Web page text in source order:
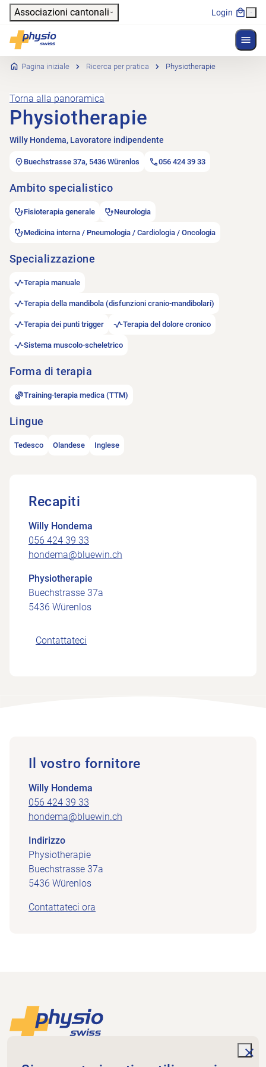
Header
Associazioni cantonali Login
Physioswiss
Navigazione principale
Pagina iniziale Ricerca per pratica Physiotherapie
Torna alla panoramica
Physiotherapie
Willy Hondema, Lavoratore indipendente
Buechstrasse 37a, 5436 Würenlos 056 424 39 33
Ambito specialistico
Fisioterapia generale Neurologia
Medicina interna / Pneumologia / Cardiologia / Oncologia
Specializzazione
Terapia manuale
Terapia della mandibola (disfunzioni cranio-mandibolari)
Terapia dei punti trigger Terapia del dolore cronico
Sistema muscolo-scheletrico
Forma di terapia
Training-terapia medica (TTM)
Lingue
Tedesco Olandese Inglese
Recapiti
Willy Hondema
056 424 39 33
hondema@bluewin.ch
Physiotherapie
Buechstrasse 37a
5436 Würenlos
Contattateci
Il vostro fornitore
Willy Hondema
056 424 39 33
hondema@bluewin.ch
Indirizzo
Physiotherapie
Buechstrasse 37a
5436 Würenlos
Contattateci ora
Piè di pagina